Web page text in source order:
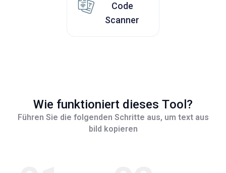
Code
Scanner
Wie funktioniert dieses Tool?
Führen Sie die folgenden Schritte aus, um text aus
bild kopieren